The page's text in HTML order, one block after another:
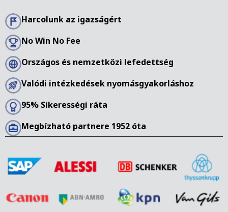
Harcolunk az igazságért
No Win No Fee
Országos és nemzetközi lefedettség
Valódi intézkedések nyomásgyakorláshoz
95% Sikerességi ráta
Megbízható partnere 1952 óta